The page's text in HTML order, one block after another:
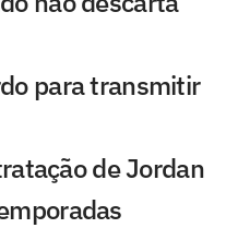
para transmitir
de Jordan